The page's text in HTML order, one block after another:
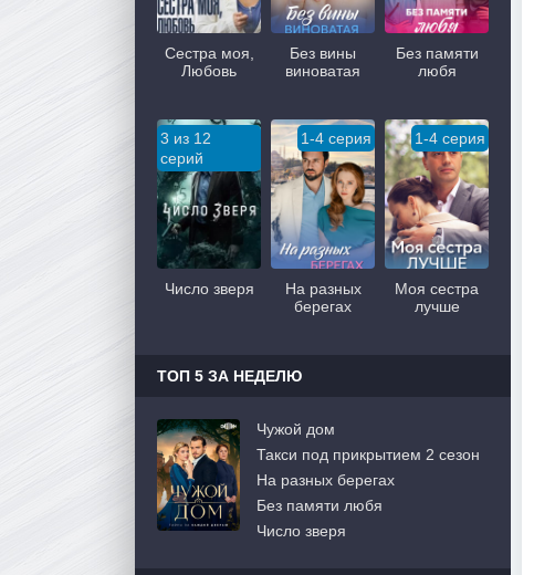
Сестра моя,
Любовь
Без вины
виноватая
Без памяти
любя
3 из 12
серий
Число зверя
1-4 серия
На разных
берегах
1-4 серия
Моя сестра
лучше
ТОП 5 ЗА НЕДЕЛЮ
Чужой дом
Такси под прикрытием 2 сезон
На разных берегах
Без памяти любя
Число зверя